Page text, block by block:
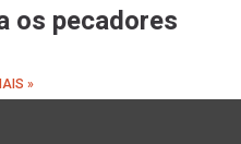
os pecadores
»